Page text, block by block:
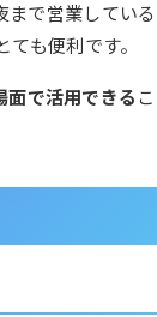
で営業してい
も便利です。
面で活用できる